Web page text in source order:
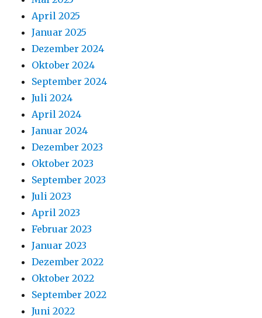
April 2025
Januar 2025
Dezember 2024
Oktober 2024
September 2024
Juli 2024
April 2024
Januar 2024
Dezember 2023
Oktober 2023
September 2023
Juli 2023
April 2023
Februar 2023
Januar 2023
Dezember 2022
Oktober 2022
September 2022
Juni 2022